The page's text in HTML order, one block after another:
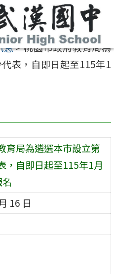
息>桃園市政府教育局為
表，自即日起至115年1
育局為遴選本市設立第
，自即日起至115年1月
16 日